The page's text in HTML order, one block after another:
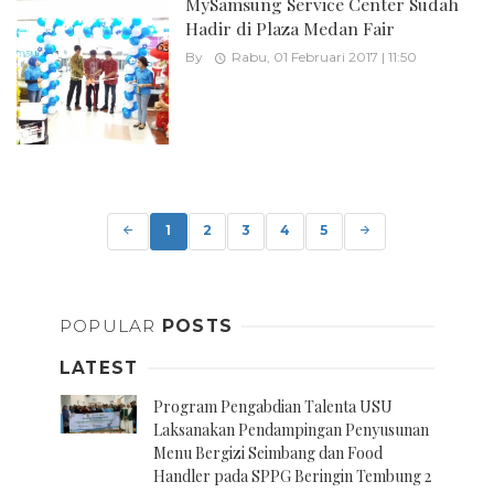
Hadir di Plaza Medan Fair
By Rabu, 01 Februari 2017 | 11:50
1 2 3 4 5
POPULAR POSTS
LATEST
Program Pengabdian Talenta USU
Laksanakan Pendampingan Penyusunan
Menu Bergizi Seimbang dan Food
Handler pada SPPG Beringin Tembung 2